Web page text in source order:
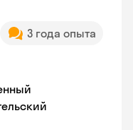
3 года опыта